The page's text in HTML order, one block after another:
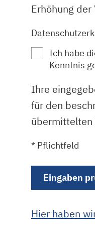
Erhöhung
Ich habe
Kenntnis
Ihre
für den
übermittelten
* Pflichtfeld
Eingaben
Hier haben